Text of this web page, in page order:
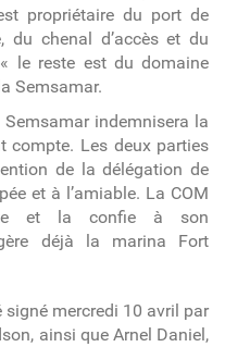
propriétaire du port de
du chenal d’accès et du
le reste est du domaine
Semsamar.
Semsamar indemnisera la
compte. Les deux parties
de la délégation de
et à l’amiable. La COM
et la confie à son
déjà la marina Fort
signé mercredi 10 avril par
ainsi que Arnel Daniel,